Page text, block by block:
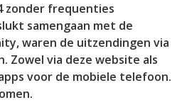
zonder frequenties
samengaan met de
waren de uitzendingen via
via deze website als
voor de mobiele telefoon.